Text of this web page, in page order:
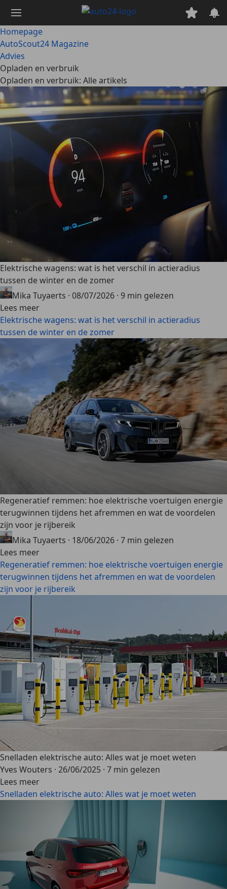
naar
hoofdinhoud
Homepage
AutoScout24 Magazine
Advies
Opladen en verbruik
Opladen en verbruik: Alle artikels
Elektrische wagens: wat is het verschil in actieradius
tussen de winter en de zomer
Mika Tuyaerts · 08/07/2026 · 9 min gelezen
Lees meer
Elektrische wagens: wat is het verschil in actieradius
tussen de winter en de zomer
Regeneratief remmen: hoe elektrische voertuigen energie
terugwinnen tijdens het afremmen en wat de voordelen
zijn voor je rijbereik
Mika Tuyaerts · 18/06/2026 · 7 min gelezen
Lees meer
Regeneratief remmen: hoe elektrische voertuigen energie
terugwinnen tijdens het afremmen en wat de voordelen
zijn voor je rijbereik
Snelladen elektrische auto: Alles wat je moet weten
Yves Wouters · 26/06/2025 · 7 min gelezen
Lees meer
Snelladen elektrische auto: Alles wat je moet weten